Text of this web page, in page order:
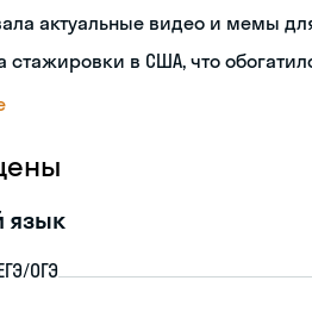
актуальные видео и мемы
стажировки в США, что
язык
ОГЭ